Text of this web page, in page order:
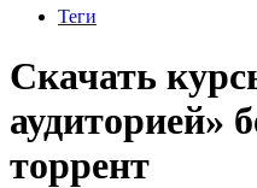
Теги
Скачать
аудиторией»
торрент